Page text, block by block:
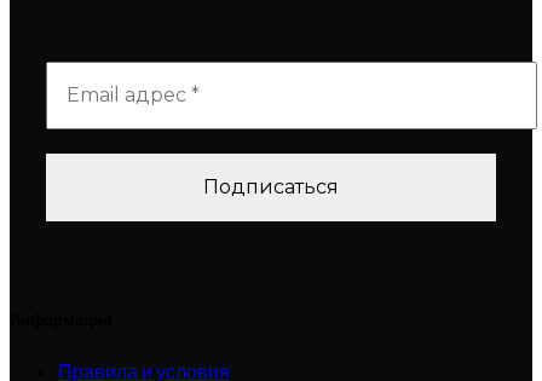
Правила и условия